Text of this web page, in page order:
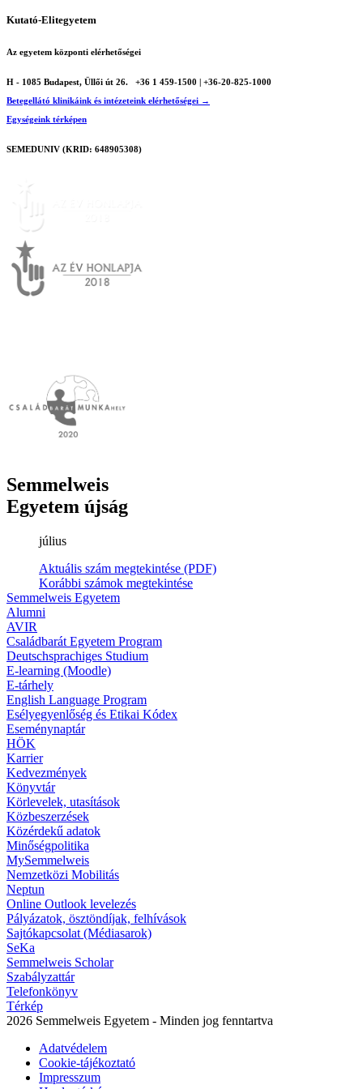
Kutató-Elitegyetem
Az egyetem központi elérhetőségei
H - 1085 Budapest, Üllői út 26.
+36 1 459-1500 | +36-20-825-1000
Betegellátó klinikáink és intézeteink elérhetőségei →
Egységeink térképen
SEMEDUNIV (KRID: 648905308)
Semmelweis
Egyetem újság
július
Aktuális szám megtekintése (PDF)
Korábbi számok megtekintése
Semmelweis Egyetem
Alumni
AVIR
Családbarát Egyetem Program
Deutschsprachiges Studium
E-learning (Moodle)
E-tárhely
English Language Program
Esélyegyenlőség és Etikai Kódex
Eseménynaptár
HÖK
Karrier
Kedvezmények
Könyvtár
Körlevelek, utasítások
Közbeszerzések
Közérdekű adatok
Minőségpolitika
MySemmelweis
Nemzetközi Mobilitás
Neptun
Online Outlook levelezés
Pályázatok, ösztöndíjak, felhívások
Sajtókapcsolat (Médiasarok)
SeKa
Semmelweis Scholar
Szabályzattár
Telefonkönyv
Térkép
2026 Semmelweis Egyetem - Minden jog fenntartva
Adatvédelem
Cookie-tájékoztató
Impresszum